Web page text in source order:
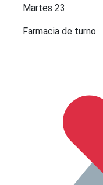
Martes 23
Farmacia de turno